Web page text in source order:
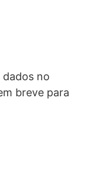
dados no
breve para